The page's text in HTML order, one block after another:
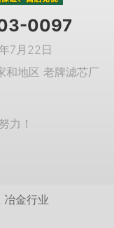
0097
7月22日
和地区 老牌滤芯厂
力！
冶金行业